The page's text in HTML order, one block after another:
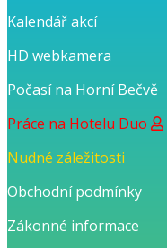
Kalendář akcí
HD webkamera
Počasí na Horní Bečvě
Práce na Hotelu Duo
Nudné záležitosti
Obchodní podmínky
Zákonné informace